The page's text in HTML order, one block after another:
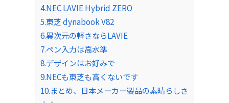
4.NEC LAVIE Hybrid ZERO
5.東芝 dynabook V82
6.異次元の軽さならLAVIE
7.ペン入力は高水準
8.デザインはお好みで
9.NECも東芝も高くないです
10.まとめ、日本メーカー製品の素晴らしさ